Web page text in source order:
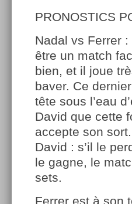
PRONOSTICS
Nadal vs Ferrer
être un match
bien, et il joue
baver. Ce
tête sous l’eau
David que cette
accepte son
David : s’il le
le gagne, le
sets.
Ferrer est à son